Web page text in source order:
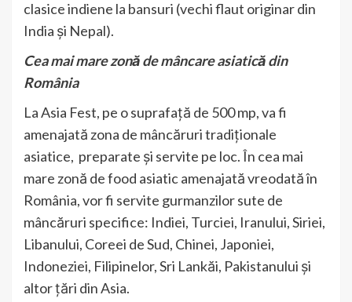
clasice indiene la bansuri (vechi flaut originar din
India și Nepal).
Cea mai mare zonă de mâncare asiatică din
România
La Asia Fest, pe o suprafață de 500 mp, va fi
amenajată zona de mâncăruri tradiționale
asiatice, preparate și servite pe loc. În cea mai
mare zonă de food asiatic amenajată vreodată în
România, vor fi servite gurmanzilor sute de
mâncăruri specifice: Indiei, Turciei, Iranului, Siriei,
Libanului, Coreei de Sud, Chinei, Japoniei,
Indoneziei, Filipinelor, Sri Lankăi, Pakistanului și
altor țări din Asia.